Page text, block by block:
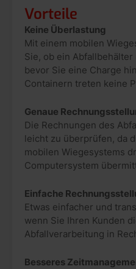
Vorteile
Keine Überlastung
Mit einem mobilen
Sie, ob ein
bevor Sie eine Charge
Containern treten keine
Genaue
Die Rechnungen des
leicht zu überprüfen, da
mobilen Wiegesystems
Computersystem
Einfache
Etwas einfacher und
wenn Sie Ihren Kunden
Abfallverarbeitung in
Besseres